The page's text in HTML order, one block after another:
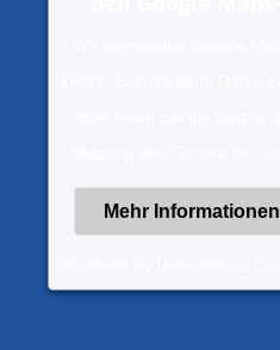
Mehr Informationen